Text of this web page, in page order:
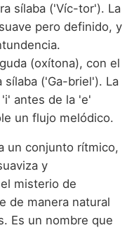
sílaba ('Víc-tor'). La
pero definido, y
(oxítona), con el
('Ga-briel'). La
antes de la 'e'
un flujo melódico.
un conjunto rítmico,
y
misterio de
de manera natural
Es un nombre que